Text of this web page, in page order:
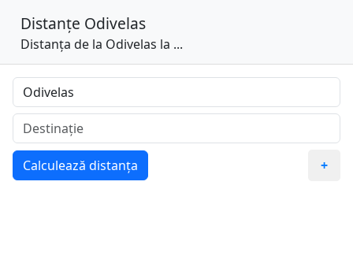
Distanțe Odivelas
Distanța de la Odivelas la ...
Calculează distanța +